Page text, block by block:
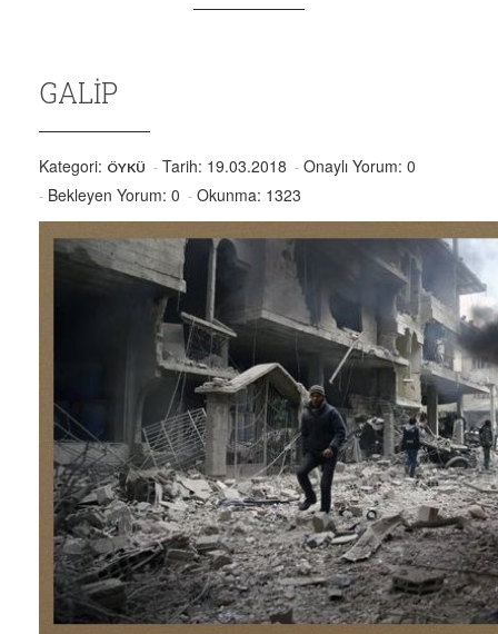
GALİP
Kategori: ÖYKÜ Tarih: 19.03.2018
Onaylı Yorum: 0
Bekleyen Yorum: 0
Okunma: 1323